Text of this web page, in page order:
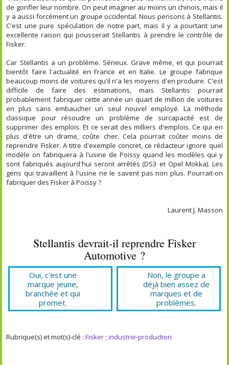
de gonfler leur nombre. On peut imaginer au moins un chinois, mais il
y a aussi forcément un groupe occidental. Nous pensons à Stellantis.
C'est une pure spéculation de notre part, mais il y a pourtant une
excellente raison qui pousserait Stellantis à prendre le contrôle de
Fisker.
Car Stellantis a un problème. Sérieux. Grave même, et qui pourrait
bientôt faire l'actualité en France et en Italie. Le groupe fabrique
beaucoup moins de voitures qu'il n'a les moyens d'en produire. C'est
difficile de faire des estimations, mais Stellantis pourrait
probablement fabriquer cette année un quart de million de voitures
en plus sans embaucher un seul nouvel employé. La méthode
classique pour résoudre un problème de surcapacité est de
supprimer des emplois. Et ce serait des milliers d'emplois. Ce qui en
plus d'être un drame, coûte cher. Cela pourrait coûter moins de
reprendre Fisker. A titre d'exemple concret, ce rédacteur ignore quel
modèle on fabriquera à l'usine de Poissy quand les modèles qui y
sont fabriqués aujourd'hui seront arrêtés (DS3 et Opel Mokka). Les
gens qui travaillent à l'usine ne le savent pas non plus. Pourrait-on
fabriquer des Fisker à Poissy ?
Laurent J. Masson
Stellantis devrait-il reprendre Fisker
Automotive ?
Oui, c'est une
marque jeune,
branchée et qui
promet.
Non, le groupe a
déjà bien assez de
marques et de
problèmes.
Rubrique(s) et mot(s)-clé :Fisker;industrie-production